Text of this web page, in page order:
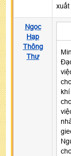
xuất
Ngọc
Hạp
Thông
Thư